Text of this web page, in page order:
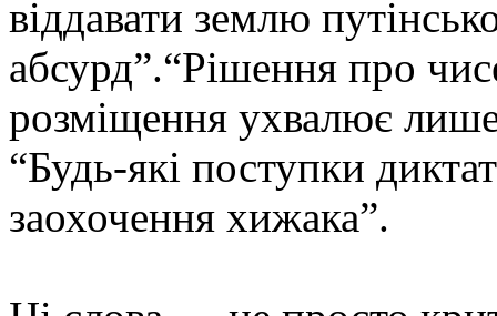
віддавати землю
абсурд”.“Рішення про
розміщення ухвалює лише
“Будь-які поступки
заохочення хижака”.